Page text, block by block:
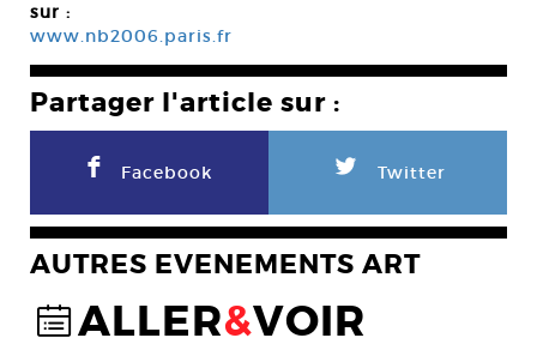
sur :
www.nb2006.paris.fr
Partager l'article sur :
F Facebook L Twitter
AUTRES EVENEMENTS ART
@ALLER&VOIR